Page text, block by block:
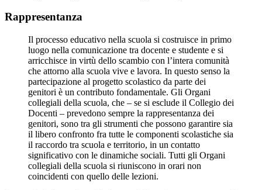
Rappresentanza
Il processo educativo nella scuola si costruisce in primo
luogo nella comunicazione tra docente e studente e si
arricchisce in virtù dello scambio con l’intera comunità
che attorno alla scuola vive e lavora. In questo senso la
partecipazione al progetto scolastico da parte dei
genitori è un contributo fondamentale. Gli Organi
collegiali della scuola, che – se si esclude il Collegio dei
Docenti – prevedono sempre la rappresentanza dei
genitori, sono tra gli strumenti che possono garantire sia
il libero confronto fra tutte le componenti scolastiche sia
il raccordo tra scuola e territorio, in un contatto
significativo con le dinamiche sociali. Tutti gli Organi
collegiali della scuola si riuniscono in orari non
coincidenti con quello delle lezioni.